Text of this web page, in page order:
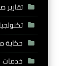
تقارير
حكاية
خدمات